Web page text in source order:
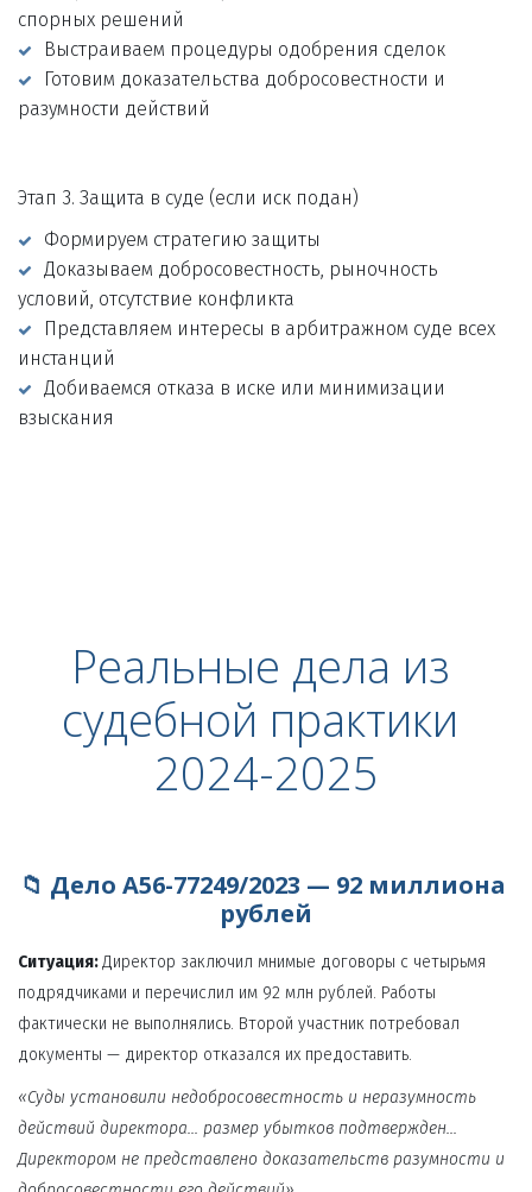
спорных решений
Выстраиваем процедуры одобрения сделок
Готовим доказательства добросовестности и
разумности действий
Этап 3. Защита в суде (если иск подан)
Формируем стратегию защиты
Доказываем добросовестность, рыночность
условий, отсутствие конфликта
Представляем интересы в арбитражном суде всех
инстанций
Добиваемся отказа в иске или минимизации
взыскания
Реальные дела из
судебной практики
2024-2025
📁 Дело А56-77249/2023 — 92 миллиона
рублей
Ситуация: Директор заключил мнимые договоры с четырьмя
подрядчиками и перечислил им 92 млн рублей. Работы
фактически не выполнялись. Второй участник потребовал
документы — директор отказался их предоставить.
«Суды установили недобросовестность и неразумность
действий директора... размер убытков подтвержден...
Директором не представлено доказательств разумности и